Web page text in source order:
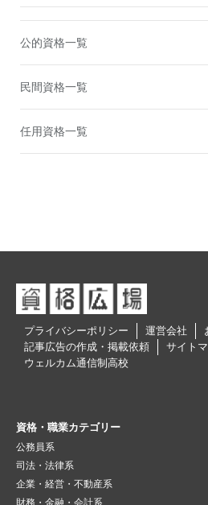
公的資格一覧
民間資格一覧
任用資格一覧
プライバシーポリシー 運営会社
記事広告の作成・掲載依頼
サイト
ウェルカム通信制高校
資格・職業カテゴリー
公務員系
司法・法律系
企業・経営・不動産系
財務・金融・会計系